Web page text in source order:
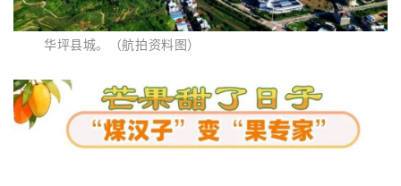
华坪县城。（航拍资料图）